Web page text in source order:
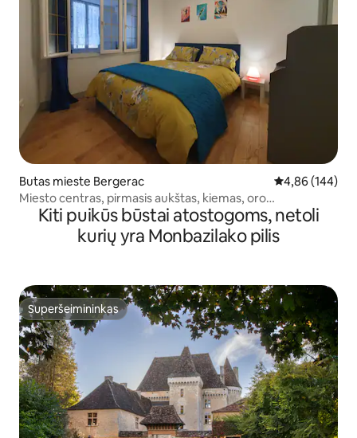
Butas mieste Bergerac Vidutinis
4,86 (144)
Miesto centras, pirmasis aukštas, kiemas, oro
kondicionierius
Kiti puikūs būstai atostogoms, netoli
kurių yra Monbazilako pilis
Superšeimininkas
Superšeimininkas